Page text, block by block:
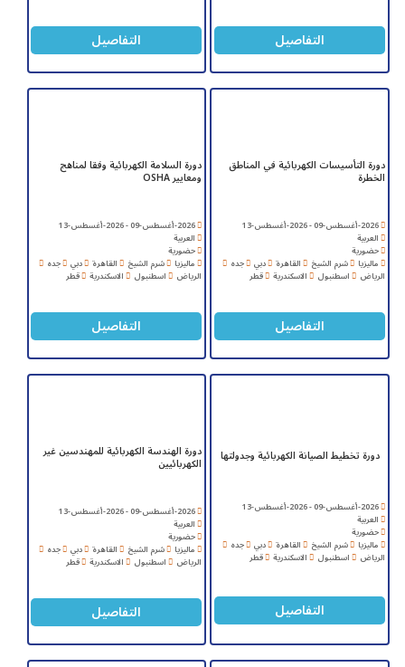
التفاصيل التفاصيل
دورة التأسيسات الكهربائية في المناطق
الخطرة
2026-أغسطس-09 - 2026-أغسطس-13
العربية
حضورية
ماليزيا شرم الشيخ القاهرة دبي جده
الرياض اسطنبول الاسكندرية قطر
التفاصيل
دورة السلامة الكهربائية وفقا لمناهج
ومعايير OSHA
2026-أغسطس-09 - 2026-أغسطس-13
العربية
حضورية
ماليزيا شرم الشيخ القاهرة دبي جده
الرياض اسطنبول الاسكندرية قطر
التفاصيل
دورة تخطيط الصيانة الكهربائية وجدولتها
2026-أغسطس-09 - 2026-أغسطس-13
العربية
حضورية
ماليزيا شرم الشيخ القاهرة دبي جده
الرياض اسطنبول الاسكندرية قطر
التفاصيل
دورة الهندسة الكهربائية للمهندسين غير
الكهربائيين
2026-أغسطس-09 - 2026-أغسطس-13
العربية
حضورية
ماليزيا شرم الشيخ القاهرة دبي جده
الرياض اسطنبول الاسكندرية قطر
التفاصيل